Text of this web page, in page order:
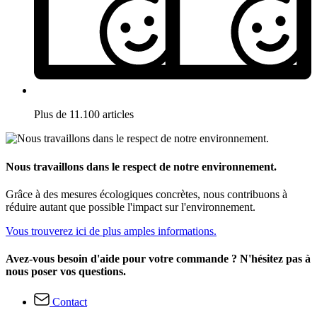
Plus de 11.100 articles
Nous travaillons dans le respect de notre environnement.
Grâce à des mesures écologiques concrètes, nous contribuons à
réduire autant que possible l'impact sur l'environnement.
Vous trouverez ici de plus amples informations.
Avez-vous besoin d'aide pour votre commande ? N'hésitez pas à
nous poser vos questions.
Contact